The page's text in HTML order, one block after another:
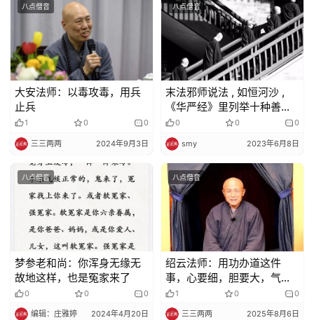
八点僧音
大安法师：以毒攻毒，用兵
止兵
1 0 0
三三两两 2024年9月3日
八点僧音
末法邪师说法 , 如恒河沙 ,
《华严经》里列举十种善知
识 , 教你如何识别 !
0 0 0
smy 2023年6月8日
八点僧音
梦参老和尚：你浑身无缘无
故地这样，也是冤家来了
0 0 0
编辑：庄雅婷 2024年4月20日
八点僧音
绍云法师：用功办道这件
事，心要细，胆要大，气要
刚1 0 0
三三两两 2025年8月6日